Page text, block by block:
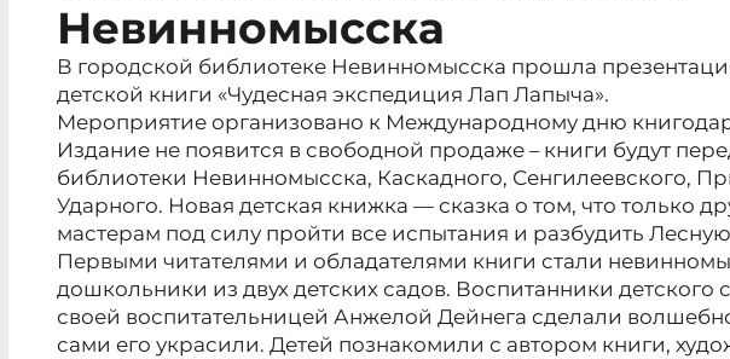
Невинномысска
В городской библиотеке Невинномысска прошла
детской книги «Чудесная экспедиция Лап Лапыча».
Мероприятие организовано к Международному дню
Издание не появится в свободной продаже – книги будут
библиотеки Невинномысска, Каскадного, Сенгилеевского,
Ударного. Новая детская книжка — сказка о том, что только
мастерам под силу пройти все испытания и разбудить
Первыми читателями и обладателями книги стали
дошкольники из двух детских садов. Воспитанники детского
своей воспитательницей Анжелой Дейнега сделали
сами его украсили. Детей познакомили с автором книги,